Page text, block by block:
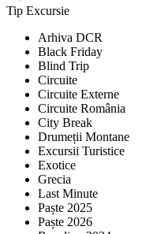
Tip Excursie
Arhiva DCR
Black Friday
Blind Trip
Circuite
Circuite Externe
Circuite România
City Break
Drumeții Montane
Excursii Turistice
Exotice
Grecia
Last Minute
Paște 2025
Paște 2026